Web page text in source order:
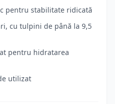
pentru stabilitate ridicată
cu tulpini de până la 9,5
pentru hidratarea
utilizat